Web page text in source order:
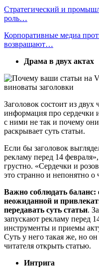
Стратегический и
роль…
Корпоративные медиа
возвращают…
Драма в двух актах
Заголовок состоит из двух
информация про сердечки
с ними не так и почему
раскрывает суть статьи.
Если бы заголовок
рекламу перед 14
грустно. «Сердечки и
это странно и непонятно о
Важно соблюдать
неожиданной и
передавать суть статьи.
запускают рекламу перед
инструменты и приемы
Суть у него такая же, но
читателя открыть статью.
Интрига